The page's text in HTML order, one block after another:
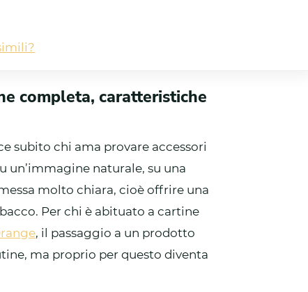
completa, caratteristiche
subito chi ama provare accessori
un’immagine naturale, su una
molto chiara, cioè offrire una
Per chi è abituato a cartine
, il passaggio a un prodotto
ma proprio per questo diventa